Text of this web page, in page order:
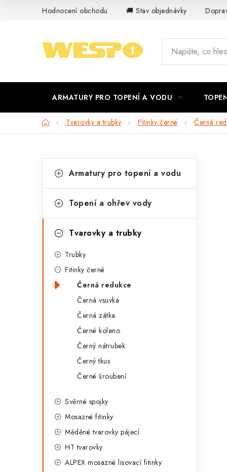
Hodnocení obchodu 🚚 Stav objednávky
ARMATURY PRO TOPENÍ A VODU
DomůTvarovky a trubky Fitinky černé Černá
o
t
kategorie
a
e
Armatury pro topení a vodu
Topení a ohřev vody
Tvarovky a trubky
Trubky
Fitinky černé
Černá redukce
Černá vsuvka
Černá zátka
Černé koleno
Černý nátrubek
Černý tkus
Černé šroubení
Svěrné spojky
Mosazné fitinky
Měděné tvarovky pájecí
HT tvarovky
ALPEX mosazné lisovací fitinky